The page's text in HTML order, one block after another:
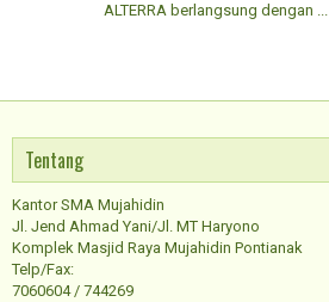
ALTERRA berlangsung dengan ...
Tentang
Kantor SMA Mujahidin
Jl. Jend Ahmad Yani/Jl. MT Haryono
Komplek Masjid Raya Mujahidin Pontianak
Telp/Fax:
7060604 / 744269